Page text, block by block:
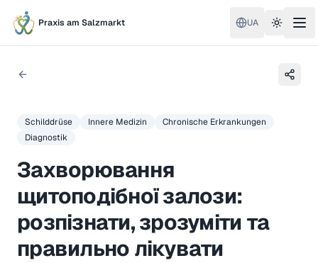
Praxis am Salzmarkt UA Toggle
Schilddrüse Innere Medizin
Chronische Erkrankungen
Diagnostik
Захворювання
щитоподібної залози:
розпізнати, зрозуміти та
правильно лікувати